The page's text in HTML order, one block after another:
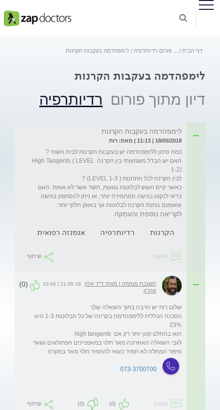
דף הבית פורום רדיותרפיה לימפהדמה בעקבות הקרנות
לימפהדמה בעקבות הקרנות
דיון מתוך פורום רדיותרפיה
לימפהדמה בעקבות הקרנות
18/05/2018 | 11:13 | מאת: רות
האם יש הבדל משמעותי בין הקרנה High Tangents ( LEVEL
כאשר קיים חשש לבלוטות נגועות, חשד אשר לא אומת. האם
כדאי לנקוט בגישה המחמירה יותר, או ניתן להסתפק בגישה
שאומנם נותנת הקרנה לבלוטות אך באופן חלקי יותר.
לקריאה נוספת והעמקה
הקרנות רדיותרפיה אנמנזה רפואית
תגובה שיתוף
תשובת מומחה | מאת: ד"ר אלון
אהרון
21.05.18 | 10:04
(0)
הסכנה הכללית ללימפהדמה בקרינה של כל הבלוטות 1-3 הינו
לגבי השאלה האחרונה מאר תלוי במאפניינים הפתולוגים ושאר
סיפור המחלה לא תמיד כשאי להחמיר תלוי מאד במקרה
073-3700700
תגובה (0)
(0) שיתוף